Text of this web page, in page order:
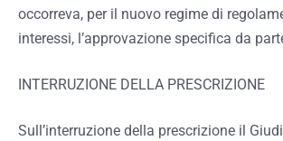
occorreva, per il nuovo regime di
interessi, l’approvazione specifica da
INTERRUZIONE DELLA PRESCRIZIONE
Sull’interruzione della prescrizione il